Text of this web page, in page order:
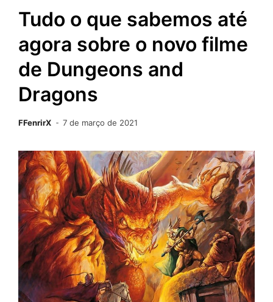
Tudo o que sabemos até
agora sobre o novo filme
de Dungeons and
Dragons
FFenrirX 7 de março de 2021